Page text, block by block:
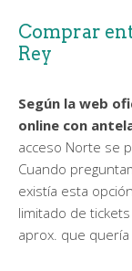
Comprar
Rey
Según la web
online con
acceso Norte se
Cuando
existía esta
limitado de
aprox. que